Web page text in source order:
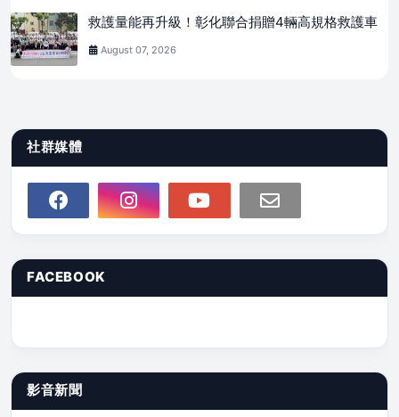
救護量能再升級！彰化聯合捐贈4輛高規格救護車
August 07, 2026
社群媒體
FACEBOOK
影音新聞